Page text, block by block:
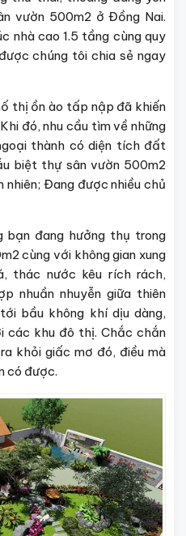
vườn 500m2 ở Đồng Nai.
nhà cao 1.5 tầng cùng quy
chúng tôi chia sẻ ngay
thị ồn ào tấp nập đã khiến
đó, nhu cầu tìm về những
thành có diện tích đất
biệt thự sân vườn 500m2
Đang được nhiều chủ
đang hưởng thụ trong
cùng với không gian xung
thác nước kêu rích rách,
nhuần nhuyễn giữa thiên
bầu không khí dịu dàng,
các khu đô thị. Chắc chắn
khỏi giấc mơ đó, điều mà
có được.